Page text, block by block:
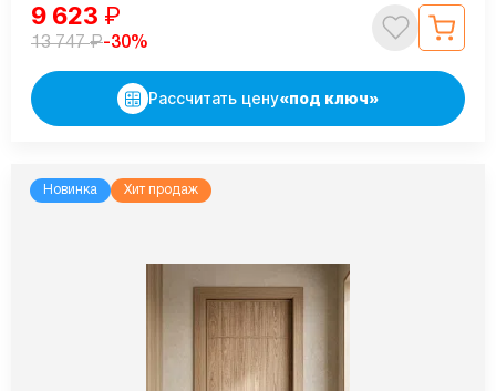
9 623 ₽
13 747₽-30%
Рассчитать цену«под ключ»
Новинка Хит продаж